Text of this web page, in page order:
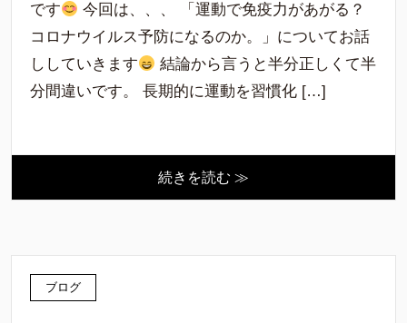
です
今回は、、、 「運動で免疫力があがる？
コロナウイルス予防になるのか。」についてお話
ししていきます
結論から言うと半分正しくて半
分間違いです。 長期的に運動を習慣化 […]
続きを読む ≫
ブログ